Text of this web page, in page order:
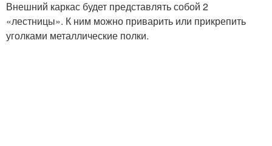
Внешний каркас будет представлять собой 2
«лестницы». К ним можно приварить или прикрепить
уголками металлические полки.